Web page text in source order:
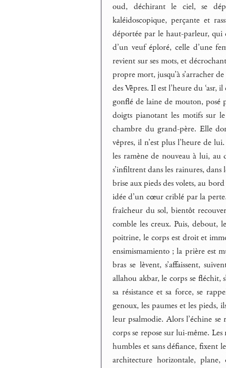
oud, déchirant le ciel, se
kaléidoscopique, perçante et
déportée par le haut-parleur,
d’un veuf éploré, celle d’une
revient sur ses mots, et
propre mort, jusqu’à s’arracher
des Vêpres. Il est l’heure du ‘asr,
gonflé de laine de mouton, posé
doigts pianotant les motifs sur
chambre du grand-père. Elle
vêpres, il n’est plus l’heure de
les ramène de nouveau à lui, au
s’infiltrent dans les rainures,
brise aux pieds des volets, au
idée d’un cœur criblé par la perte.
fraîcheur du sol, bientôt
comble les creux. Puis, debout,
poitrine, le corps est droit et
ensimismamiento ; la prière est
bras se lèvent, s’affaissent,
allahou akbar, le corps se fléchit,
sa résistance et sa force, se
genoux, les paumes et les pieds,
leur psalmodie. Alors l’échine se
corps se repose sur lui-même.
humbles et sans défiance, fixent
architecture horizontale, plane,